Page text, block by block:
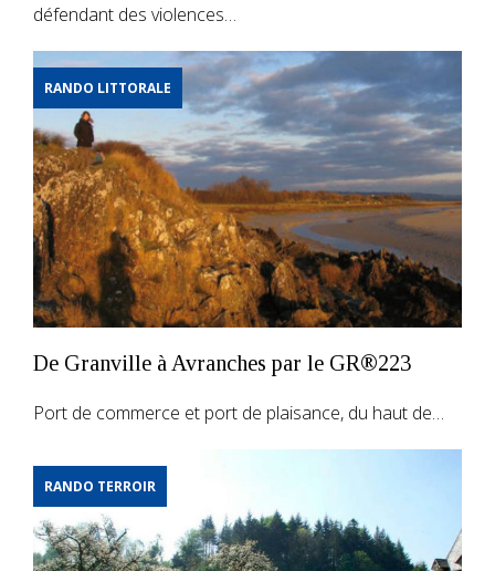
défendant des violences…
RANDO LITTORALE
De Granville à Avranches par le GR®223
Port de commerce et port de plaisance, du haut de…
RANDO TERROIR